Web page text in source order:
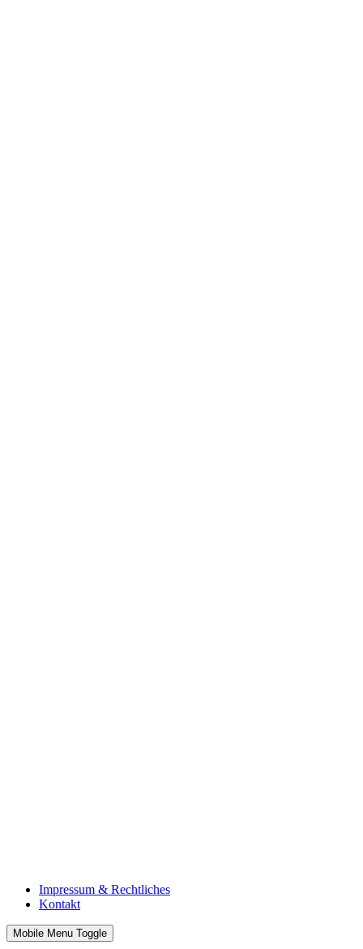
Impressum & Rechtliches
Kontakt
Mobile Menu Toggle